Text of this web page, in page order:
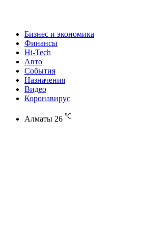
Бизнес и экономика
Финансы
Hi-Tech
Авто
События
Назначения
Видео
Коронавирус
Алматы 26 ℃